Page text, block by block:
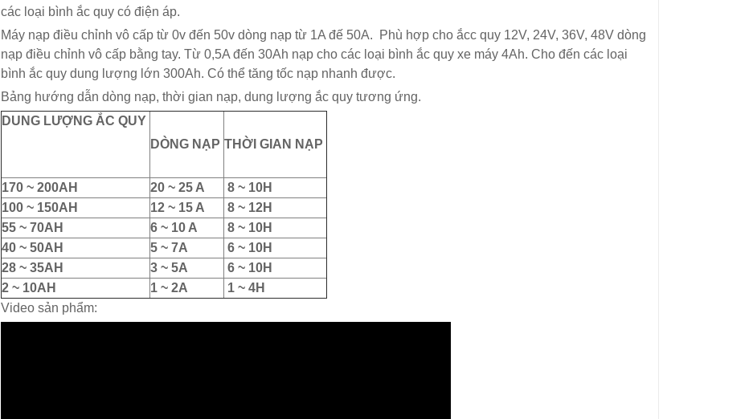
các loại bình ắc quy có điện áp.
Máy nạp điều chỉnh vô cấp từ 0v đến 50v dòng nạp từ 1A đế 50A. Phù hợp cho ắcc quy 12V, 24V, 36V, 48V dòng
nạp điều chỉnh vô cấp bằng tay. Từ 0,5A đến 30Ah nạp cho các loại bình ắc quy xe máy 4Ah. Cho đến các loại
bình ắc quy dung lượng lớn 300Ah. Có thể tăng tốc nạp nhanh được.
Bảng hướng dẫn dòng nạp, thời gian nạp, dung lượng ắc quy tương ứng.
DUNG LƯỢNG ẮC QUY
DÒNG NẠP THỜI GIAN NẠP
170 ~ 200AH 20 ~ 25 A
8 ~ 10H
100 ~ 150AH
12 ~ 15 A
8 ~ 12H
55 ~ 70AH
6 ~ 10 A
8 ~ 10H
40 ~ 50AH
5 ~ 7A
6 ~ 10H
28 ~ 35AH
3 ~ 5A
6 ~ 10H
2 ~ 10AH
1 ~ 2A
1 ~ 4H
Video sản phẩm: